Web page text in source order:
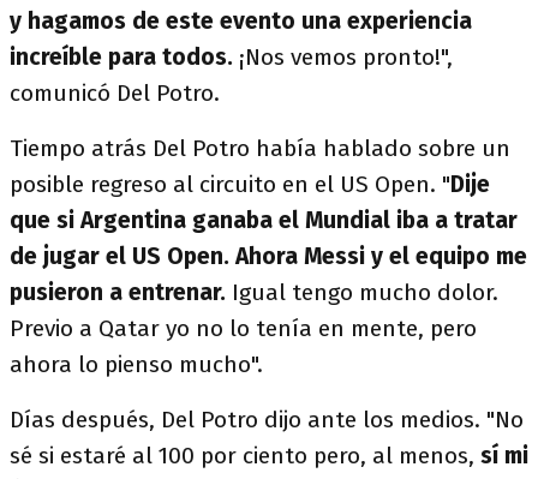
y hagamos de este evento una experiencia
increíble para todos. ¡Nos vemos pronto!",
comunicó Del Potro.
Tiempo atrás Del Potro había hablado sobre un
posible regreso al circuito en el US Open. "Dije
que si Argentina ganaba el Mundial iba a tratar
de jugar el US Open. Ahora Messi y el equipo me
pusieron a entrenar. Igual tengo mucho dolor.
Previo a Qatar yo no lo tenía en mente, pero
ahora lo pienso mucho".
Días después, Del Potro dijo ante los medios. "No
sé si estaré al 100 por ciento pero, al menos, sí mi